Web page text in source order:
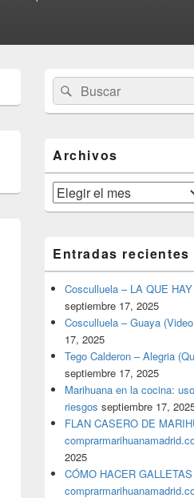
área
de
widget
lateral
primaria
Buscar
por:
Buscar
Archivos
Archivos
Entradas recientes
Cosculluela – LA QUE
septiembre 17, 2025
Cosculluela – Guaya
17, 2025
Tego Calderon – Alegria
septiembre 17, 2025
Marihuana en la cocina:
riesgos septiembre 17,
FLAN CASERO DE
2025
CÓMO HACER